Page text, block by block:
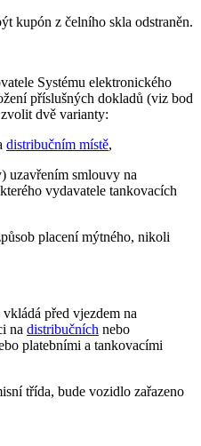
kupón z čelního skla odstraněn.
Systému elektronického
příslušných dokladů (viz bod
dvě varianty:
distribučním místě,
uzavřením smlouvy na
vydavatele tankovacích
placení mýtného, nikoli
před vjezdem na
na distribučních nebo
platebními a tankovacími
třída, bude vozidlo zařazeno